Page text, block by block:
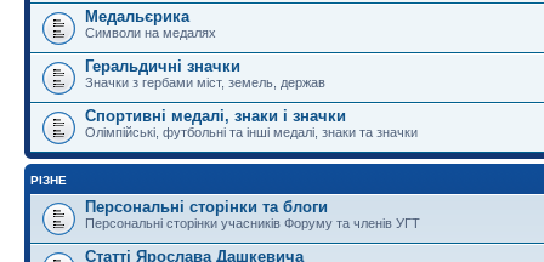
Медальєрика
Символи на медалях
Геральдичні значки
Значки з гербами міст, земель, держав
Спортивні медалі, знаки і значки
Олімпійські, футбольні та інші медалі, знаки та значки
РІЗНЕ
Персональні сторінки та блоги
Персональні сторінки учасників Форуму та членів УГТ
Статті Ярослава Дашкевича